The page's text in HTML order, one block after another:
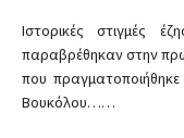
Ιστορικές στιγμές
παραβρέθηκαν στην
που
Βουκόλου……